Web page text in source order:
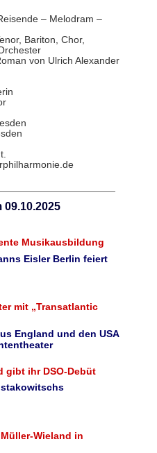
– Melodram –
Bariton, Chor,
von Ulrich Alexander
Musikausbildung
Eisler Berlin feiert
mit „Transatlantic
England und den USA
gibt ihr DSO-Debüt
Wieland in